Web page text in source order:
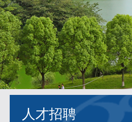
人才招聘